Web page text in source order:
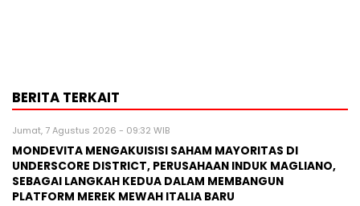
BERITA TERKAIT
Jumat, 7 Agustus 2026 - 09:32 WIB
MONDEVITA MENGAKUISISI SAHAM MAYORITAS DI
UNDERSCORE DISTRICT, PERUSAHAAN INDUK MAGLIANO,
SEBAGAI LANGKAH KEDUA DALAM MEMBANGUN
PLATFORM MEREK MEWAH ITALIA BARU